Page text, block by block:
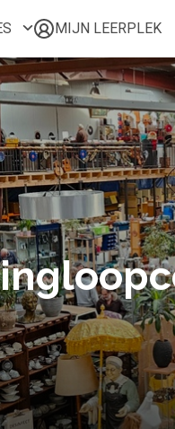
MIJN LEERPLEK
Voor mij
Alle onderwerpen
Populair
Favoriet
Gestart
Certificaten